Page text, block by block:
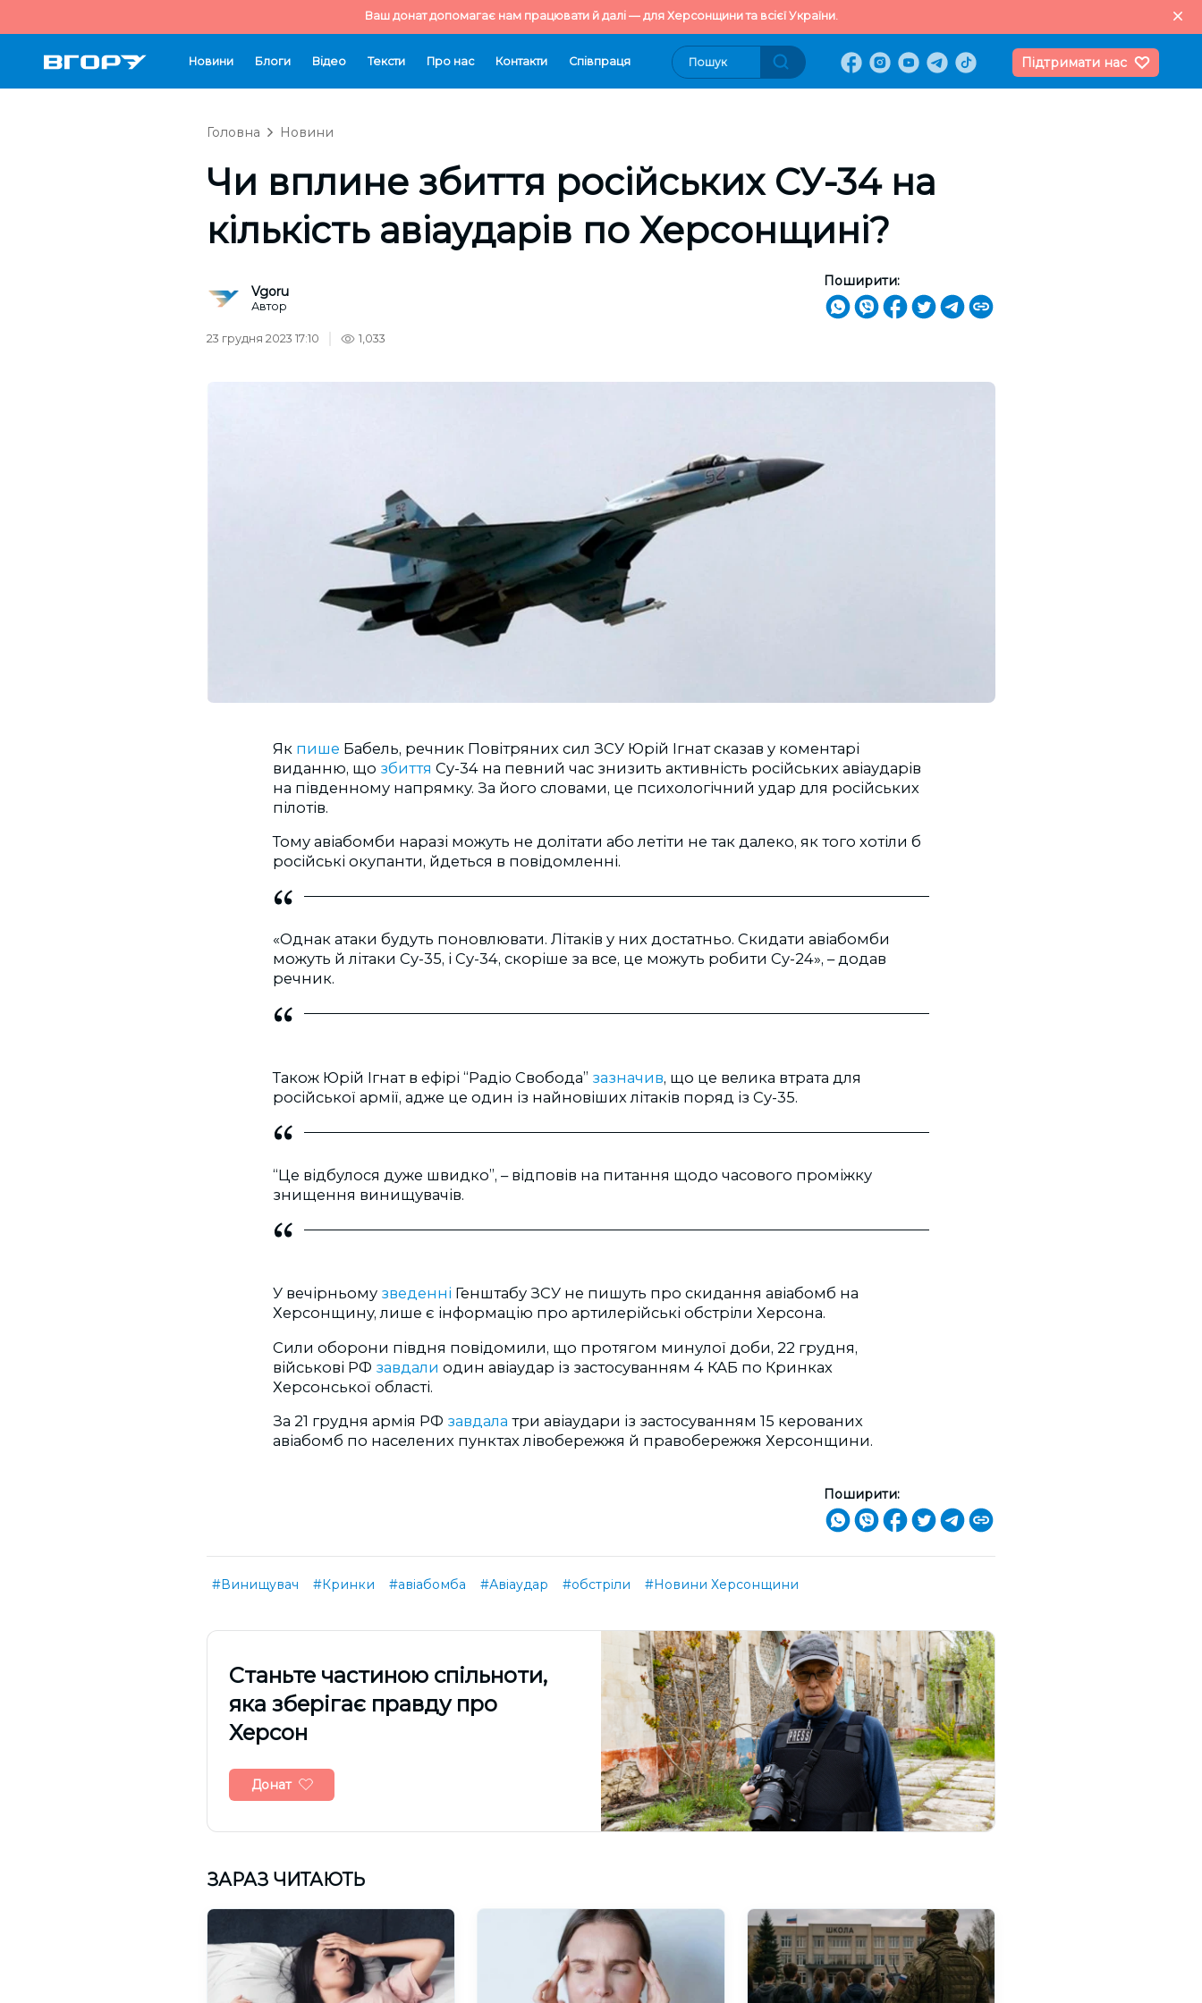
Ваш донат допомагає нам працювати й далі — для Херсонщини та всієї України.
Новини Блоги Відео Тексти Про нас Контакти Cпівпраця Підтримати нас
Головна Новини
Чи вплине збиття російських СУ-34 на
кількість авіаударів по Херсонщині?
Vgoru
Автор
Поширити:
23 грудня 2023 17:10 1,033
Як пише Бабель, речник Повітряних сил ЗСУ Юрій Ігнат сказав у коментарі
виданню, що збиття Су-34 на певний час знизить активність російських авіаударів
на південному напрямку. За його словами, це психологічний удар для російських
пілотів.
Тому авіабомби наразі можуть не долітати або летіти не так далеко, як того хотіли б
російські окупанти, йдеться в повідомленні.
«Однак атаки будуть поновлювати. Літаків у них достатньо. Скидати авіабомби
можуть й літаки Су-35, і Су-34, скоріше за все, це можуть робити Су-24», – додав
речник.
Також Юрій Ігнат в ефірі “Радіо Свобода” зазначив, що це велика втрата для
російської армії, адже це один із найновіших літаків поряд із Су-35.
“Це відбулося дуже швидко”, – відповів на питання щодо часового проміжку
знищення винищувачів.
У вечірньому зведенні Генштабу ЗСУ не пишуть про скидання авіабомб на
Херсонщину, лише є інформацію про артилерійські обстріли Херсона.
Сили оборони півдня повідомили, що протягом минулої доби, 22 грудня,
військові РФ завдали один авіаудар із застосуванням 4 КАБ по Кринках
Херсонської області.
За 21 грудня армія РФ завдала три авіаудари із застосуванням 15 керованих
авіабомб по населених пунктах лівобережжя й правобережжя Херсонщини.
Поширити:
#Винищувач #Кринки #авіабомба #Авіаудар #обстріли #Новини Херсонщини
Cтаньте частиною спільноти,
яка зберігає правду про
Херсон
Донат
ЗАРАЗ ЧИТАЮТЬ